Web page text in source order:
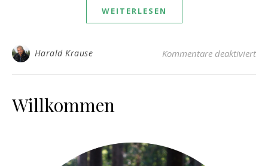
WEITERLESEN
Harald Krause Kommentare deaktiviertfür
Willkommen